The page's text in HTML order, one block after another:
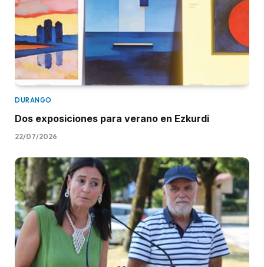
DURANGO
Dos exposiciones para verano en Ezkurdi
22/07/2026